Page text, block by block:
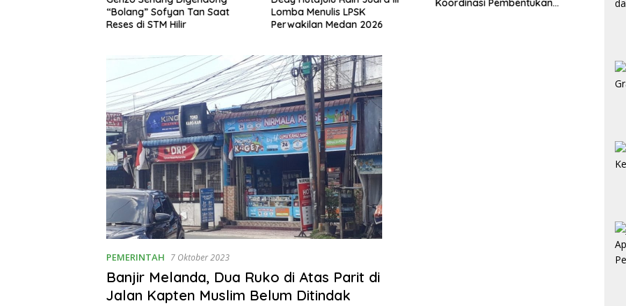
“Bolang” Sofyan Tan Saat
Reses di STM Hilir
Lomba Menulis LPSK
Perwakilan Medan 2026
Koordinasi Pembentukan
PEMERINTAH 7 Oktober 2023
Banjir Melanda, Dua Ruko di Atas Parit di
Jalan Kapten Muslim Belum Ditindak